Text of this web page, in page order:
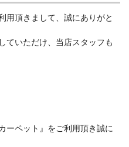
用頂きまして、誠にありがと
ていただけ、当店スタッフも
ーペット』をご利用頂き誠に